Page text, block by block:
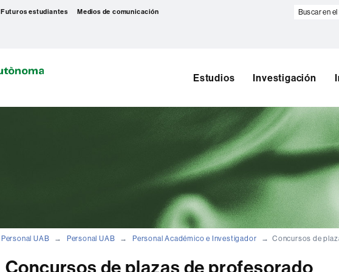
Futuros estudiantes Medios de comunicación
Buscar
B
Estudios Investigación
Personal UAB Personal UAB Personal Académico e Investigador Concursos de